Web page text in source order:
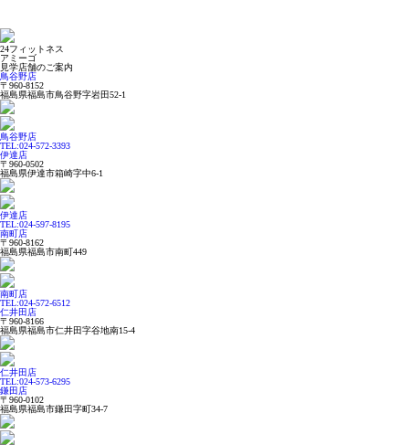
24フィットネス
アミーゴ
見学店舗のご案内
鳥谷野店
〒960-8152
福島県福島市鳥谷野字岩田52-1
鳥谷野店
TEL:024-572-3393
伊達店
〒960-0502
福島県伊達市箱崎字中6-1
伊達店
TEL:024-597-8195
南町店
〒960-8162
福島県福島市南町449
南町店
TEL:024-572-6512
仁井田店
〒960-8166
福島県福島市仁井田字谷地南15-4
仁井田店
TEL:024-573-6295
鎌田店
〒960-0102
福島県福島市鎌田字町34-7